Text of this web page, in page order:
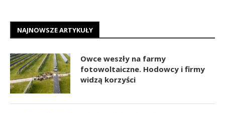
NAJNOWSZE ARTYKUŁY
Owce weszły na farmy
fotowoltaiczne. Hodowcy i firmy
widzą korzyści